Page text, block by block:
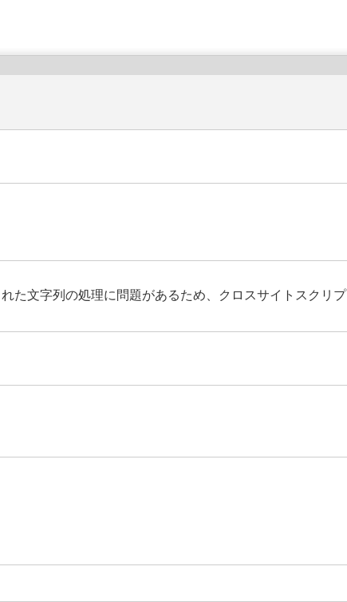
た文字列の処理に問題があるため、クロスサイトスクリプ